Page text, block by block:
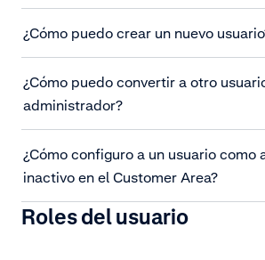
¿Cómo puedo crear un nuevo
¿Cómo puedo convertir a otro
administrador?
¿Cómo configuro a un usuario como
inactivo en el Customer Area?
Roles del usuario